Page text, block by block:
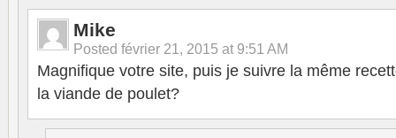
Mike
Posted février 21, 2015 at 9:51 AM
Magnifique votre site, puis je suivre la même
la viande de poulet?